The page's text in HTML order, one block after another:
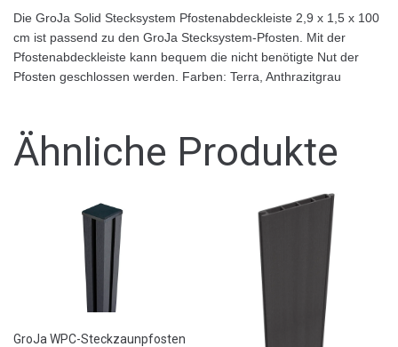
Die GroJa Solid Stecksystem Pfostenabdeckleiste 2,9 x 1,5 x 100
cm ist passend zu den GroJa Stecksystem-Pfosten. Mit der
Pfostenabdeckleiste kann bequem die nicht benötigte Nut der
Pfosten geschlossen werden. Farben: Terra, Anthrazitgrau
Ähnliche Produkte
GroJa WPC-Steckzaunpfosten